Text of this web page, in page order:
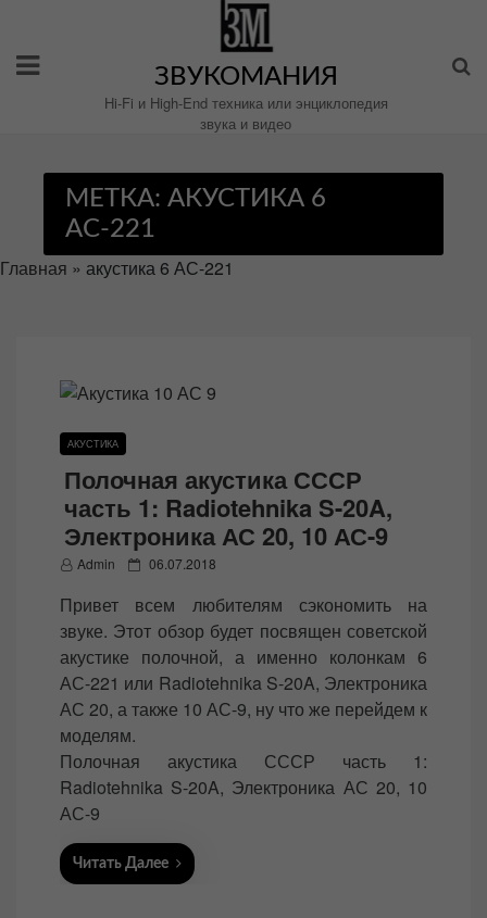
содержимому
ЗВУКОМАНИЯ
Hi-Fi и High-End техника или энциклопедия
звука и видео
МЕТКА: АКУСТИКА 6
АС-221
Главная » акустика 6 АС-221
АКУСТИКА
Полочная акустика СССР
часть 1: Radiotehnika S-20A,
Электроника АС 20, 10 АС-9
Admin
P
s
t
e
d
o
06.07.2018
Привет всем любителям сэкономить на
звуке. Этот обзор будет посвящен советской
акустике полочной, а именно колонкам 6
АС-221 или Radiotehnika S-20A, Электроника
АС 20, а также 10 АС-9, ну что же перейдем к
моделям.
Полочная акустика СССР часть 1:
Radiotehnika S-20A, Электроника АС 20, 10
АС-9
Читать Далее